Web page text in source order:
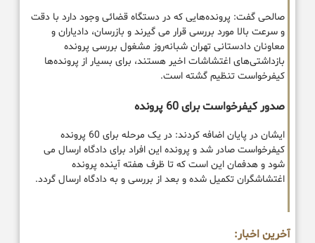
صالحی گفت: پرونده‌هایی که در دستگاه قضائی وجود دارد با دقت
و سرعت بالا مورد بررسی قرار می گیرند و بازرسان، دادیاران و
معاونان دادستانی تهران شبانه‌روز مشغول بررسی پرونده
بازداشتی‌های اغتشاشات اخیر هستند، برای بسیار از پرونده‌ها
کیفرخواست تنظیم گشته است.
صدور کیفرخواست برای 60 پرونده
ایشان در پایان اضافه کردند: در یک مرحله برای 60 پرونده
کیفرخواست صادر شد و پرونده این افراد برای دادگاه ارسال می
شود و هدفمان این است که تا ظرف هفته آینده پرونده
اغتشاشگران تکمیل شده و بعد از بررسی و به دادگاه ارسال گردد.
آخرین اخبار: